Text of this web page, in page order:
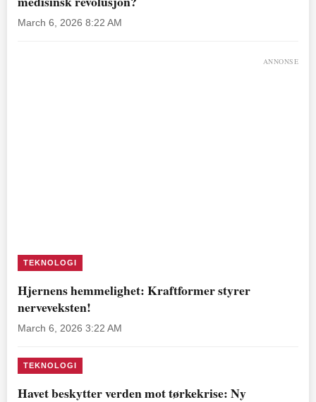
March 6, 2026 8:22 AM
ANNONSE
TEKNOLOGI
Hjernens hemmelighet: Kraftformer styrer
nerveveksten!
March 6, 2026 3:22 AM
TEKNOLOGI
Havet beskytter verden mot tørkekrise: Ny